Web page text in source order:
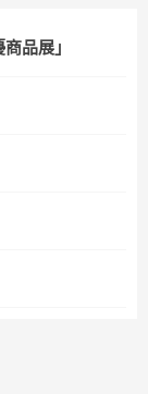
品展」